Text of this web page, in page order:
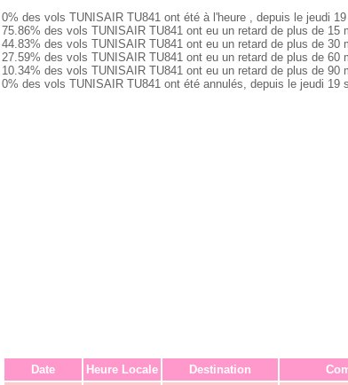
0% des vols TUNISAIR TU841 ont été à l'heure , depuis le jeudi
75.86% des vols TUNISAIR TU841 ont eu un retard de plus de 15
44.83% des vols TUNISAIR TU841 ont eu un retard de plus de 30
27.59% des vols TUNISAIR TU841 ont eu un retard de plus de 60
10.34% des vols TUNISAIR TU841 ont eu un retard de plus de 90
0% des vols TUNISAIR TU841 ont été annulés, depuis le jeudi 19
Date Heure Locale Destination